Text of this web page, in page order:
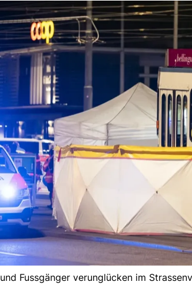
Fussgänger verunglücken im